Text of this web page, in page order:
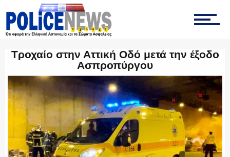
ΟΠΚΕ
ΟΜΑΔΑ “Ζ”
Τροχαίο στην Αττική Οδό μετά την έξοδο
Ασπροπύργου